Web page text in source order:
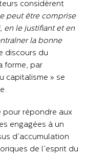
considèrent
peut être comprise
en le justifiant et en
la bonne
discours du
forme, par
capitalisme » se
pour répondre aux
engagées à un
d’accumulation
de l’esprit du